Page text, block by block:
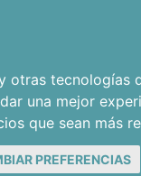
otras tecnologías
una mejor
que sean más
PREFERENCIAS